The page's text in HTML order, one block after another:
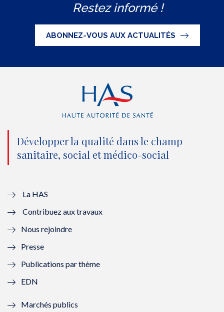
i
t
t
e
n
o
u
l
l
f
c
e
b
o
o
k
(
n
o
e
e
u
t
u
b
e
(
n
o
u
n
k
e
d
(
n
o
Restez informé !
ABONNEZ-VOUS AUX ACTUALITÉS
Développer la qualité dans le champ
sanitaire, social et médico-social
La HAS
Contribuez aux travaux
Nous rejoindre
Presse
Publications par thème
EDN
Marchés publics